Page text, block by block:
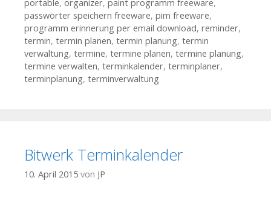
portable, organizer, paint programm freeware,
passwörter speichern freeware, pim freeware,
programm erinnerung per email download, reminder,
termin, termin planen, termin planung, termin
verwaltung, termine, termine planen, termine planung,
termine verwalten, terminkalender, terminplaner,
terminplanung, terminverwaltung
Bitwerk Terminkalender
10. April 2015 von JP